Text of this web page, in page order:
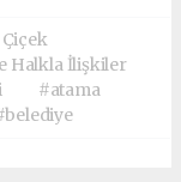
Halkla İlişkiler
#atama